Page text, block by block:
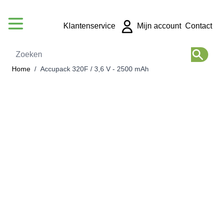
Zoeken
Klantenservice Mijn account Contact
Home / Accupack 320F / 3,6 V - 2500 mAh